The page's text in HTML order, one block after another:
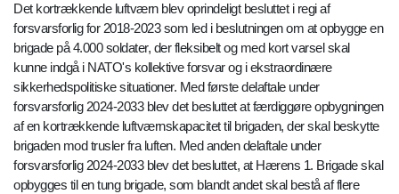
Det kortrækkende luftværn blev oprindeligt besluttet i regi af
forsvarsforlig for 2018-2023 som led i beslutningen om at opbygge en
brigade på 4.000 soldater, der fleksibelt og med kort varsel skal
kunne indgå i NATO's kollektive forsvar og i ekstraordinære
sikkerhedspolitiske situationer. Med første delaftale under
forsvarsforlig 2024-2033 blev det besluttet at færdiggøre opbygningen
af en kortrækkende luftværnskapacitet til brigaden, der skal beskytte
brigaden mod trusler fra luften. Med anden delaftale under
forsvarsforlig 2024-2033 blev det besluttet, at Hærens 1. Brigade skal
opbygges til en tung brigade, som blandt andet skal bestå af flere